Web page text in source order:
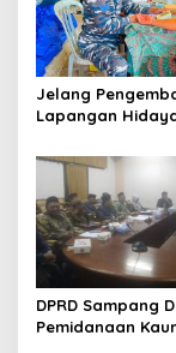
Jelang
Lapangan
Perkuat Sinergi
Nelayan Sampang
DPRD Sampang
Pemidanaan